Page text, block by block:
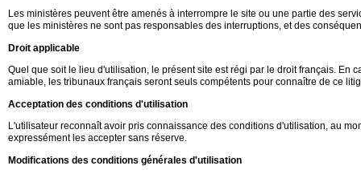
Les ministères peuvent être amenés à interrompre le site ou une partie des
que les ministères ne sont pas responsables des interruptions, et des
Droit applicable
Quel que soit le lieu d'utilisation, le présent site est régi par le droit français. En
amiable, les tribunaux français seront seuls compétents pour connaître de ce
Acceptation des conditions d'utilisation
L'utilisateur reconnaît avoir pris connaissance des conditions d'utilisation, au
expressément les accepter sans réserve.
Modifications des conditions générales d'utilisation